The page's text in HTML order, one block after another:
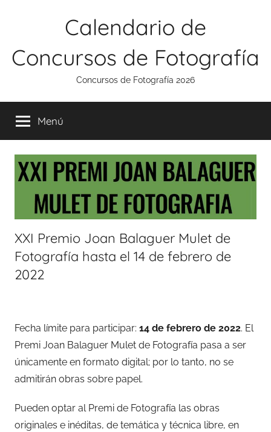
Calendario de
Concursos de Fotografía
Concursos de Fotografía 2026
Menú
XXI Premio Joan Balaguer Mulet de
Fotografía hasta el 14 de febrero de
2022
Fecha límite para participar: 14 de febrero de 2022. El
Premi Joan Balaguer Mulet de Fotografía pasa a ser
únicamente en formato digital; por lo tanto, no se
admitirán obras sobre papel.
Pueden optar al Premi de Fotografía las obras
originales e inéditas, de temática y técnica libre, en